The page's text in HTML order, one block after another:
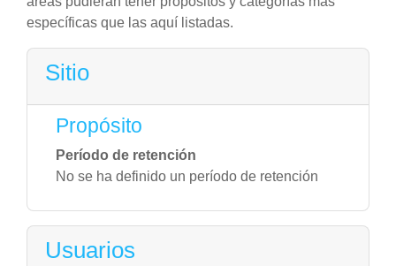
específicas que las aquí listadas.
Sitio
Propósito
Período de retención
No se ha definido un período de retención
Usuarios